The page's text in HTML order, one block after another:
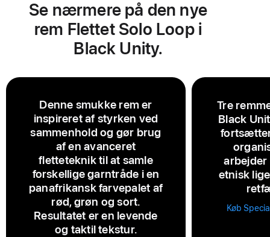
Se nærmere på den nye
rem Flettet Solo Loop i
Black Unity.
Denne smukke rem er
inspireret af styrken ved
sammenhold og gør brug
af en avanceret
fletteteknik til at samle
forskellige garntråde i en
panafrikansk farvepalet af
rød, grøn og sort.
Resultatet er en levende
og taktil tekstur.
Tre
Black
arbejder
etnisk
Køb